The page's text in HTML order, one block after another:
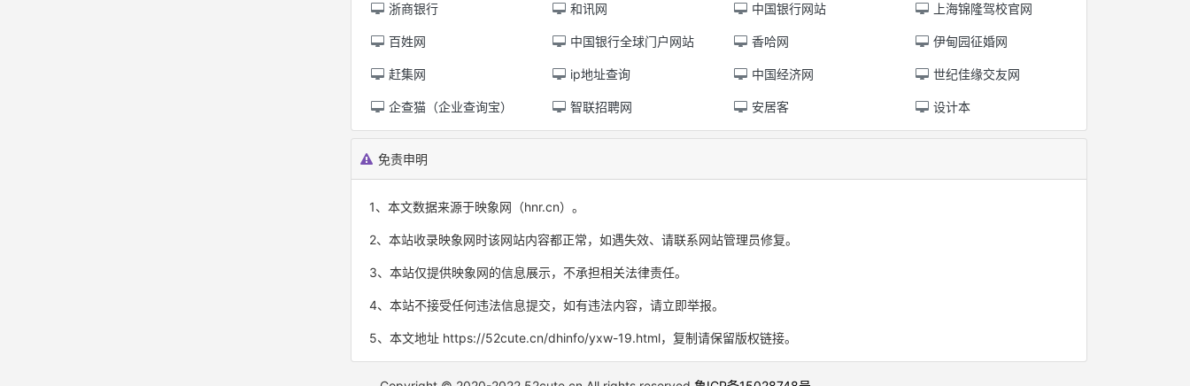
浙商银行 和讯网 中国银行网站 上海锦隆驾校官网
百姓网 中国银行全球门户网站 香哈网 伊甸园征婚网
赶集网 ip地址查询 中国经济网 世纪佳缘交友网
企查猫（企业查询宝） 智联招聘网 安居客 设计本
免责申明
1、本文数据来源于映象网（hnr.cn）。
2、本站收录映象网时该网站内容都正常，如遇失效、请联系网站管理员修复。
3、本站仅提供映象网的信息展示，不承担相关法律责任。
4、本站不接受任何违法信息提交，如有违法内容，请立即举报。
5、本文地址 https://52cute.cn/dhinfo/yxw-19.html，复制请保留版权链接。